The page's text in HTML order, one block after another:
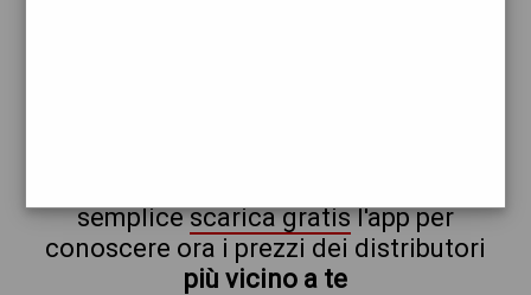
semplicescarica gratisl'app per
conoscere ora i prezzi dei distributori
più vicino a te